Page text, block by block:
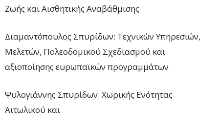
Ζωής και Αισθητικής Αναβάθμισης
Διαμαντόπουλος Σπυρίδων: Τεχνικών Υπηρεσιών,
Μελετών, Πολεοδομικού Σχεδιασμού και
αξιοποίησης ευρωπαϊκών προγραμμάτων
Ψυλογιάννης Σπυρίδων: Χωρικής Ενότητας
Αιτωλικού και